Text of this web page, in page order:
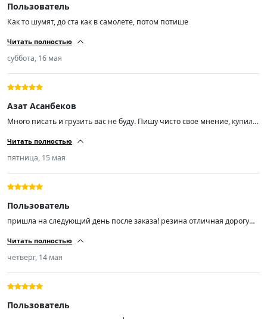
Пользователь
Как то шумят, до ста как в самолете, потом потише
Читать полностью
суббота, 16 мая
Азат Асанбеков
Много писать и грузить вас не буду. Пишу чисто свое мнение, купил
прогадал! Размер шин 225/55/ R18, отбалсировались хорошо. Мягкие
шум незначительный (средний). Советую пока цены не кусаются,
спрос вырастает и цены тоже.
Читать полностью
пятница, 15 мая
Пользователь
пришла на следующий день после заказа! резина отличная дорогу
сказал резина шикарная! поставил на Лифан смайл ! я доволен!
продавцу респект!)))!!!!!!!
Читать полностью
четверг, 14 мая
Пользователь